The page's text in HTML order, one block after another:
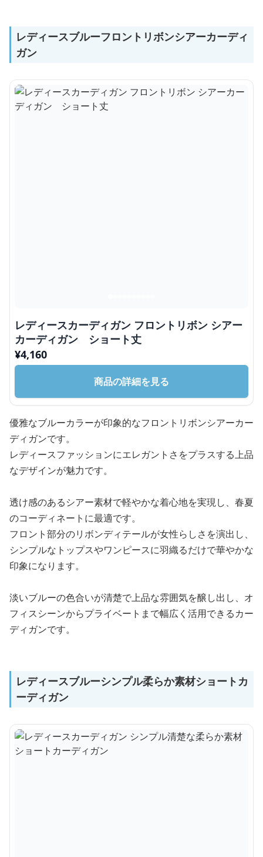
レディースブルーフロントリボンシアーカーディ
ガン
レディースカーディガン フロントリボン シアー
カーディガン ショート丈
¥4,160
商品の詳細を見る
優雅なブルーカラーが印象的なフロントリボンシアーカー
ディガンです。
レディースファッションにエレガントさをプラスする上品
なデザインが魅力です。
透け感のあるシアー素材で軽やかな着心地を実現し、春夏
のコーディネートに最適です。
フロント部分のリボンディテールが女性らしさを演出し、
シンプルなトップスやワンピースに羽織るだけで華やかな
印象になります。
淡いブルーの色合いが清楚で上品な雰囲気を醸し出し、オ
フィスシーンからプライベートまで幅広く活用できるカー
ディガンです。
レディースブルーシンプル柔らか素材ショートカ
ーディガン